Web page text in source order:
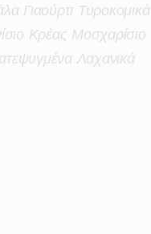
Γιαούρτι Τυροκομικά
Κρέας Μοσχαρίσιο
Λαχανικά